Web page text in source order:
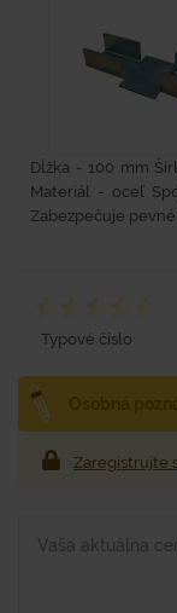
Dĺžka - 100 mm
Materiál - oceľ
Zabezpečuje
Typové číslo
Zaregistrujte
Vaša aktuálna